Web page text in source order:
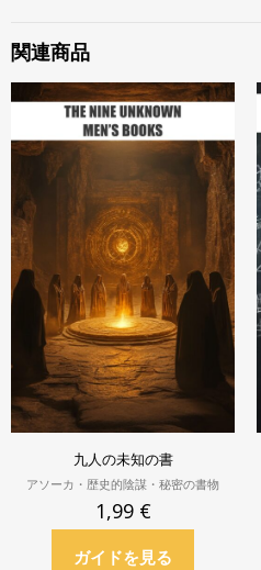
関連商品
九人の未知の書
アソーカ・歴史的陰謀・秘密の書物
1,99 €
ガイドを見る